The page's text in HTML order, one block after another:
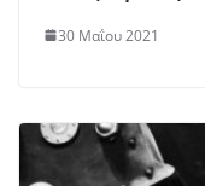
30 Μαΐου 2021